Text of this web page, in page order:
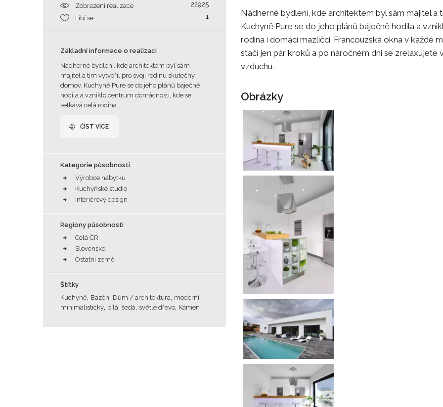
Zobrazení realizace
22925
Líbí se
1
Základní informace o realizaci
Nádherné bydlení, kde architektem byl sám
majitel a tím vytvořil pro svoji rodinu skutečný
domov. Kuchyně Pure se do jeho plánů báječně
hodila a vzniklo centrum domácnosti, kde se
setkává celá rodina…
ČÍST VÍCE
Kategorie působnosti
Výrobce nábytku
Kuchyňské studio
Interiérový design
Regiony působnosti
Celá ČR
Slovensko
Ostatní země
Štítky
Kuchyně Bazén Dům / architektura moderní
minimalistický bílá šedá světlé dřevo Kámen
Nádherné bydlení, kde architektem byl sám majitel
Kuchyně Pure se do jeho plánů báječně hodila a
rodina i domácí mazlíčci. Francouzská okna v každé
stačí jen pár kroků a po náročném dni se
vzduchu.
Obrázky